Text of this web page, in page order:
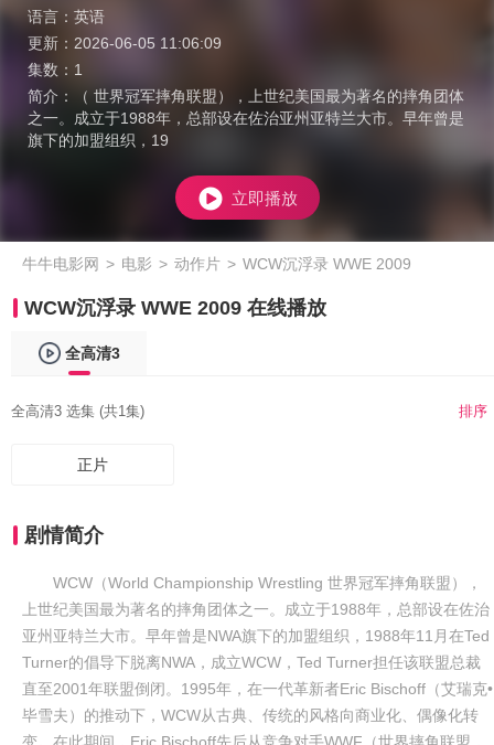
语言： 英语
更新： 2026-06-05 11:06:09
集数： 1
简介：
（ 世界冠军摔角联盟），上世纪美国最为著名的摔角团体
之一。成立于1988年，总部设在佐治亚州亚特兰大市。早年曾是
旗下的加盟组织，19
立即播放
牛牛电影网 > 电影 > 动作片 > WCW沉浮录 WWE 2009
WCW沉浮录 WWE 2009 在线播放
全高清3
全高清3 选集 (共1集) 排序
正片
剧情简介
WCW（World Championship Wrestling 世界冠军摔角联盟），
上世纪美国最为著名的摔角团体之一。成立于1988年，总部设在佐治
亚州亚特兰大市。早年曾是NWA旗下的加盟组织，1988年11月在Ted
Turner的倡导下脱离NWA，成立WCW，Ted Turner担任该联盟总裁
直至2001年联盟倒闭。1995年，在一代革新者Eric Bischoff（艾瑞克•
毕雪夫）的推动下，WCW从古典、传统的风格向商业化、偶像化转